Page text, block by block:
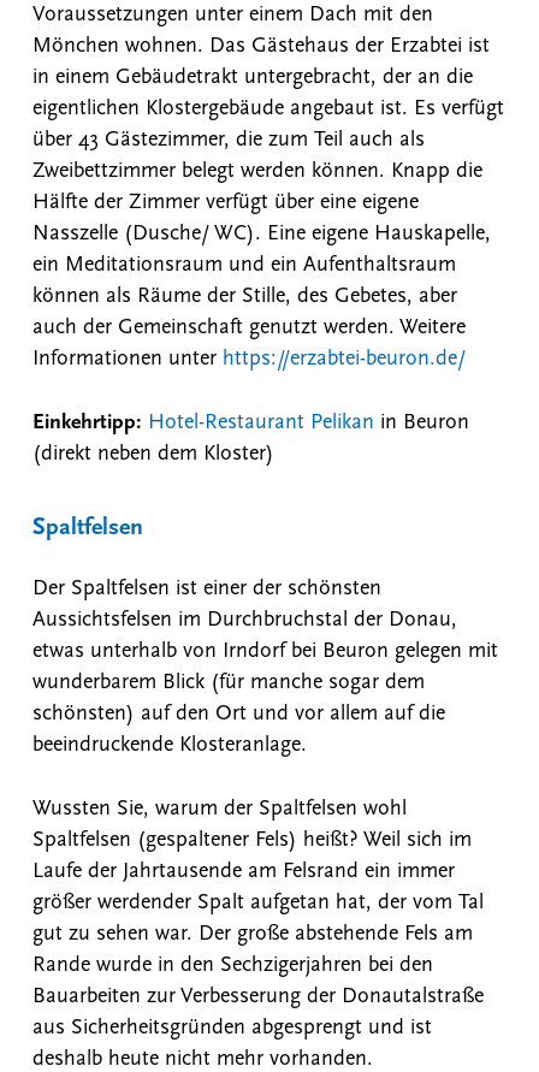
Voraussetzungen unter einem Dach mit den
Mönchen wohnen. Das Gästehaus der Erzabtei ist
in einem Gebäudetrakt untergebracht, der an die
eigentlichen Klostergebäude angebaut ist. Es verfügt
über 43 Gästezimmer, die zum Teil auch als
Zweibettzimmer belegt werden können. Knapp die
Hälfte der Zimmer verfügt über eine eigene
Nasszelle (Dusche/ WC). Eine eigene Hauskapelle,
ein Meditationsraum und ein Aufenthaltsraum
können als Räume der Stille, des Gebetes, aber
auch der Gemeinschaft genutzt werden. Weitere
Informationen unter https://erzabtei-beuron.de/
Einkehrtipp: Hotel-Restaurant Pelikan in Beuron
(direkt neben dem Kloster)
Spaltfelsen
Der Spaltfelsen ist einer der schönsten
Aussichtsfelsen im Durchbruchstal der Donau,
etwas unterhalb von Irndorf bei Beuron gelegen mit
wunderbarem Blick (für manche sogar dem
schönsten) auf den Ort und vor allem auf die
beeindruckende Klosteranlage.
Wussten Sie, warum der Spaltfelsen wohl
Spaltfelsen (gespaltener Fels) heißt? Weil sich im
Laufe der Jahrtausende am Felsrand ein immer
größer werdender Spalt aufgetan hat, der vom Tal
gut zu sehen war. Der große abstehende Fels am
Rande wurde in den Sechzigerjahren bei den
Bauarbeiten zur Verbesserung der Donautalstraße
aus Sicherheitsgründen abgesprengt und ist
deshalb heute nicht mehr vorhanden.